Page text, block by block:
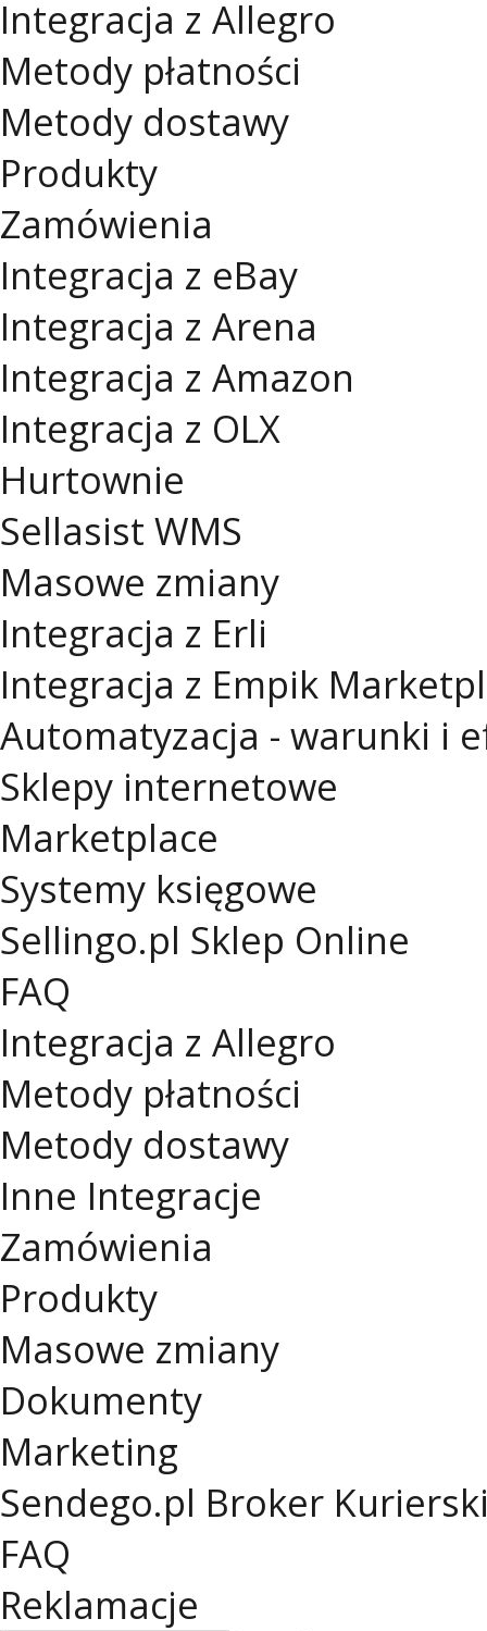
Integracja z Allegro
Metody płatności
Metody dostawy
Produkty
Zamówienia
Integracja z eBay
Integracja z Arena
Integracja z Amazon
Integracja z OLX
Hurtownie
Sellasist WMS
Masowe zmiany
Integracja z Erli
Integracja z Empik
Automatyzacja - warunki i
Sklepy internetowe
Marketplace
Systemy księgowe
Sellingo.pl Sklep Online
FAQ
Integracja z Allegro
Metody płatności
Metody dostawy
Inne Integracje
Zamówienia
Produkty
Masowe zmiany
Dokumenty
Marketing
Sendego.pl Broker
FAQ
Reklamacje